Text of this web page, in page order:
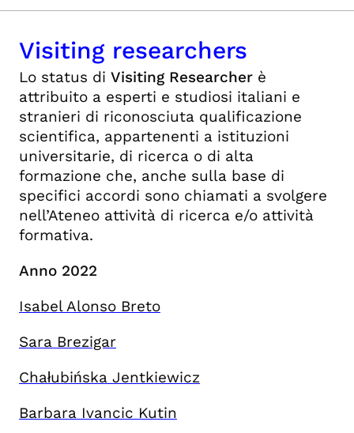
Visiting researchers
Lo status di Visiting Researcher è
attribuito a esperti e studiosi italiani e
stranieri di riconosciuta qualificazione
scientifica, appartenenti a istituzioni
universitarie, di ricerca o di alta
formazione che, anche sulla base di
specifici accordi sono chiamati a svolgere
nell’Ateneo attività di ricerca e/o attività
formativa.
Anno 2022
Isabel Alonso Breto
Sara Brezigar
Chałubińska Jentkiewicz
Barbara Ivancic Kutin